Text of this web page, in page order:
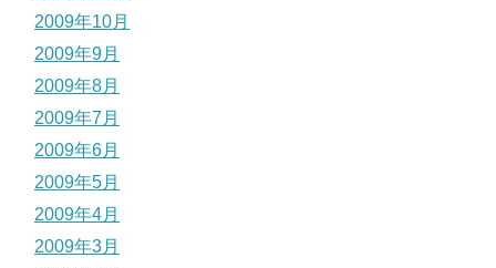
2009年10月
2009年9月
2009年8月
2009年7月
2009年6月
2009年5月
2009年4月
2009年3月